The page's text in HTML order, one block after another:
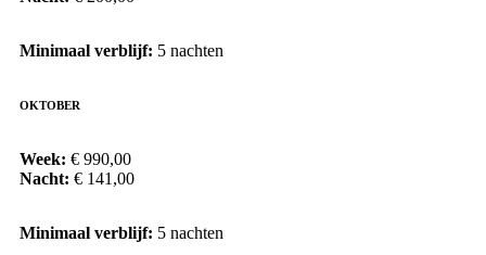
Minimaal verblijf: 5 nachten
OKTOBER
Week: € 990,00
Nacht: € 141,00
Minimaal verblijf: 5 nachten